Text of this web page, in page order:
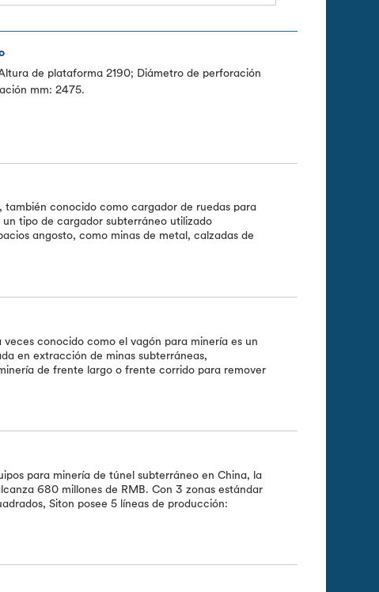
de plataforma 2190; Diámetro de perforación
mm: 2475.
también conocido como cargador de ruedas para
tipo de cargador subterráneo utilizado
angosto, como minas de metal, calzadas de
veces conocido como el vagón para minería es un
en extracción de minas subterráneas,
de frente largo o frente corrido para remover
para minería de túnel subterráneo en China, la
680 millones de RMB. Con 3 zonas estándar
Siton posee 5 líneas de producción: